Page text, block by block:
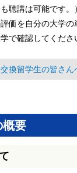
聴講は可能です。）
価を自分の大学の
で確認してくださ
換留学生の皆さん
概要